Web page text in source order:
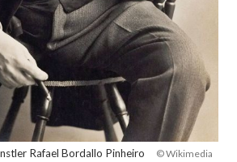
Rafael Bordallo Pinheiro © Wikimedia